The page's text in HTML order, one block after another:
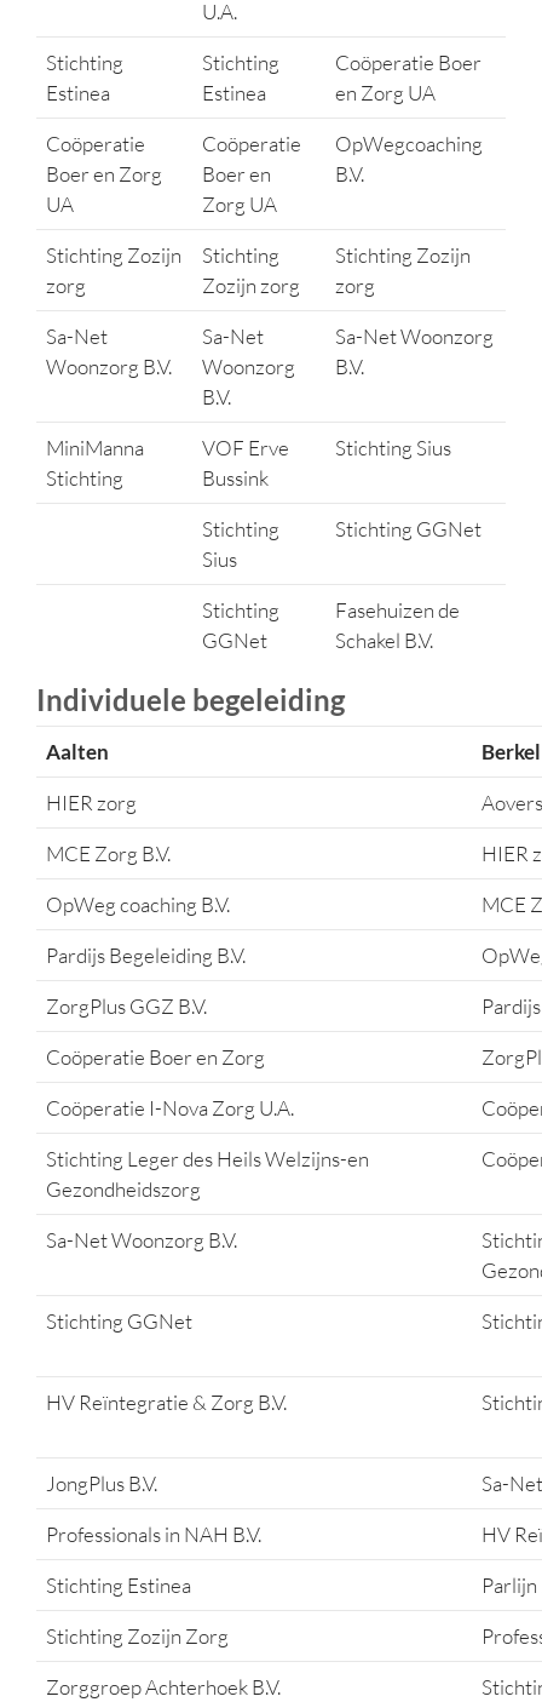
U.A.
Stichting
Estinea
Stichting
Estinea
Coöperatie Boer
en Zorg UA
Coöperatie
Boer en Zorg
UA
Coöperatie
Boer en
Zorg UA
OpWegcoaching
B.V.
Stichting Zozijn
zorg
Stichting
Zozijn zorg
Stichting Zozijn
zorg
Sa-Net
Woonzorg B.V.
Sa-Net
Woonzorg
B.V.
Sa-Net Woonzorg
B.V.
MiniManna
Stichting
VOF Erve
Bussink
Stichting Sius
Stichting
Sius
Stichting GGNet
Stichting
GGNet
Fasehuizen de
Schakel B.V.
Individuele begeleiding
Aalten
HIER zorg
MCE Zorg B.V.
HIER
OpWeg coaching B.V.
MCE
Pardijs Begeleiding B.V.
ZorgPlus GGZ B.V.
Coöperatie Boer en Zorg
Coöperatie I-Nova Zorg U.A.
Stichting Leger des Heils Welzijns-en
Gezondheidszorg
Sa-Net Woonzorg B.V.
Stichting GGNet
HV Reïntegratie & Zorg B.V.
JongPlus B.V.
Sa-
Professionals in NAH B.V.
HV
Stichting Estinea
Parlijn
Stichting Zozijn Zorg
Zorggroep Achterhoek B.V.